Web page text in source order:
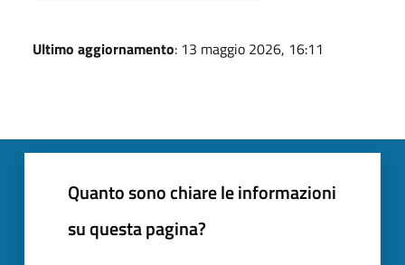
Ultimo aggiornamento: 13 maggio 2026, 16:11
Quanto sono chiare le informazioni
su questa pagina?